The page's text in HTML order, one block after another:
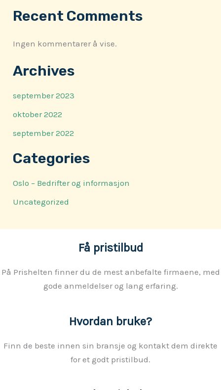
Recent Comments
Ingen kommentarer å vise.
Archives
september 2023
oktober 2022
september 2022
Categories
Oslo – Bedrifter og informasjon
Uncategorized
Få pristilbud
På Prishelten finner du de mest anbefalte firmaene, med
gode anmeldelser og lang erfaring.
Hvordan bruke?
Finn de beste innen sin bransje og kontakt dem direkte
for et godt pristilbud.